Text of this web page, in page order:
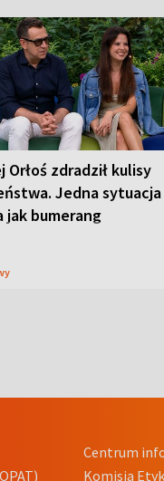
Orłoś zdradził kulisy
Jedna sytuacja
jak bumerang
Centrum
Komisja